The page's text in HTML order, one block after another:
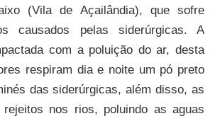
(Vila de Açailândia), que sofre
causados pelas siderúrgicas. A
com a poluição do ar, desta
respiram dia e noite um pó preto
das siderúrgicas, além disso, as
rejeitos nos rios, poluindo as aguas